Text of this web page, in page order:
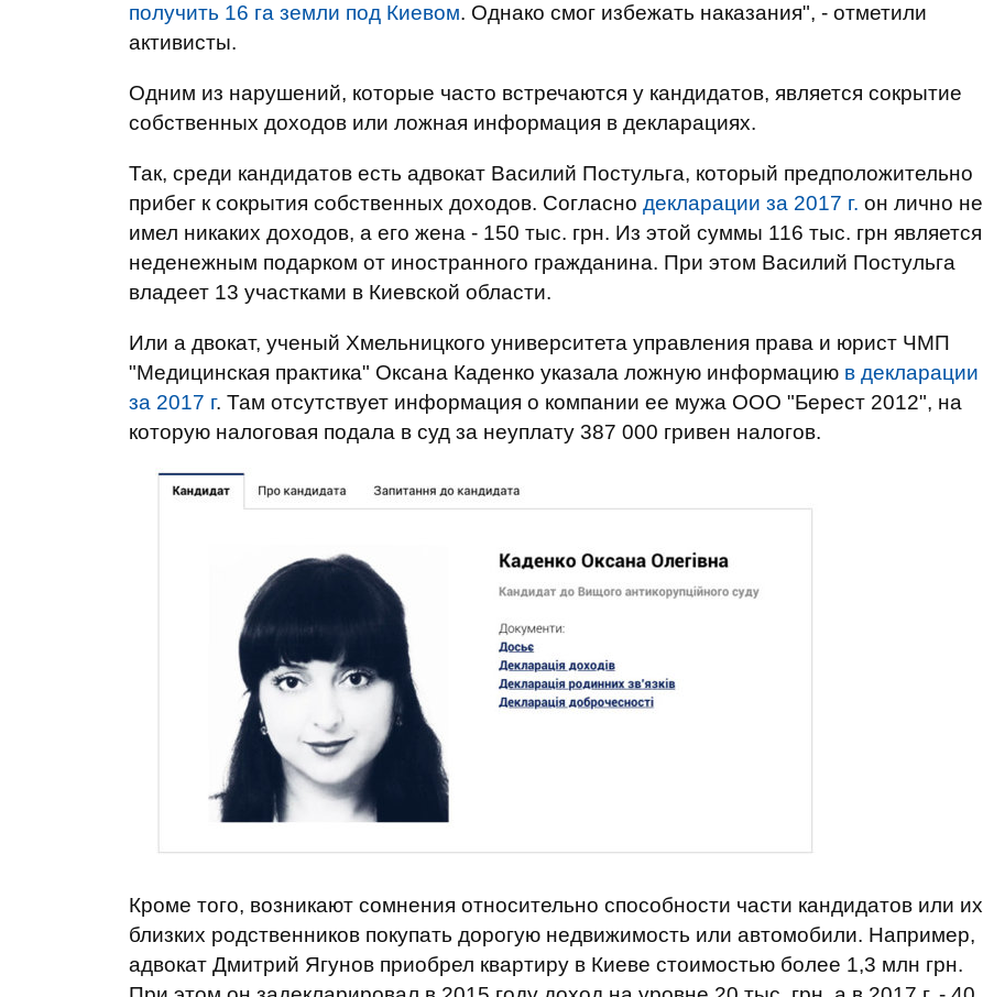
получить 16 га земли под Киевом. Однако смог избежать наказания", - отметили
активисты.
Одним из нарушений, которые часто встречаются у кандидатов, является сокрытие
собственных доходов или ложная информация в декларациях.
Так, среди кандидатов есть адвокат Василий Постульга, который предположительно
прибег к сокрытия собственных доходов. Согласно декларации за 2017 г. он лично не
имел никаких доходов, а его жена - 150 тыс. грн. Из этой суммы 116 тыс. грн является
неденежным подарком от иностранного гражданина. При этом Василий Постульга
владеет 13 участками в Киевской области.
Или а двокат, ученый Хмельницкого университета управления права и юрист ЧМП
"Медицинская практика" Оксана Каденко указала ложную информацию в декларации
за 2017 г. Там отсутствует информация о компании ее мужа ООО "Берест 2012", на
которую налоговая подала в суд за неуплату 387 000 гривен налогов.
Кроме того, возникают сомнения относительно способности части кандидатов или их
близких родственников покупать дорогую недвижимость или автомобили. Например,
адвокат Дмитрий Ягунов приобрел квартиру в Киеве стоимостью более 1,3 млн грн.